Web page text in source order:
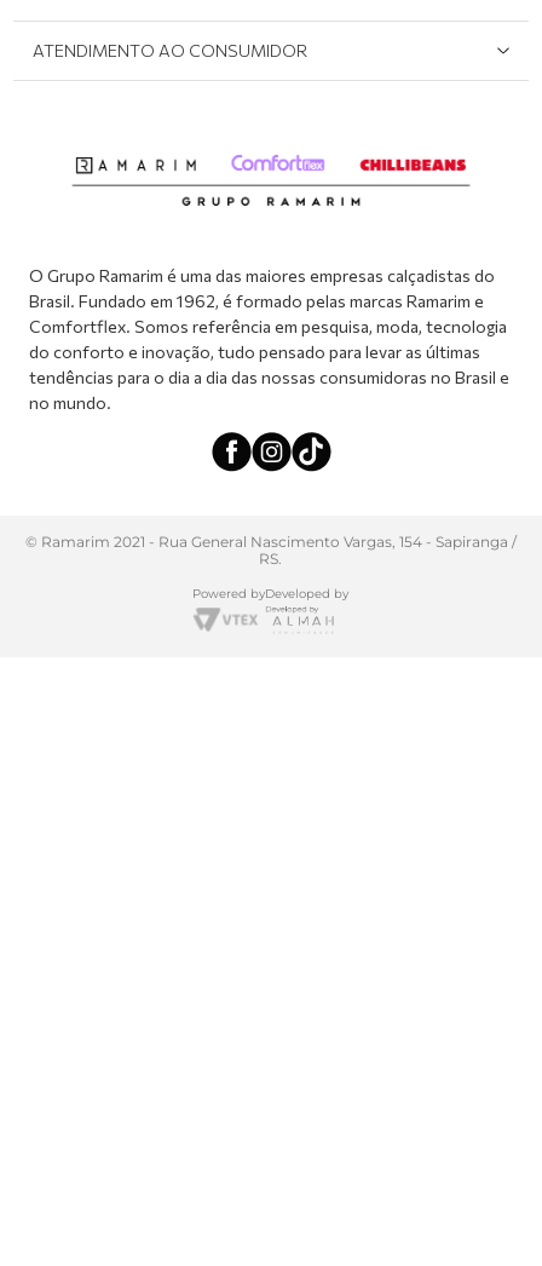
Políticas de Privacidade
Meus pedidos
ATENDIMENTO AO CONSUMIDOR
Atendimento via WhatsApp: (51) 2160-0740
O Grupo Ramarim é uma das maiores empresas calçadistas do
Brasil. Fundado em 1962, é formado pelas marcas Ramarim e
Comfortflex. Somos referência em pesquisa, moda, tecnologia
do conforto e inovação, tudo pensado para levar as últimas
tendências para o dia a dia das nossas consumidoras no Brasil e
no mundo.
© Ramarim 2021 - Rua General Nascimento Vargas, 154 - Sapiranga /
RS.
Powered byDeveloped by